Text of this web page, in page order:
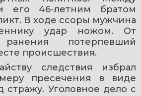
его 46-летним братом
В ходе ссоры мужчина
удар ножом. От
ранения потерпевший
происшествия.
следствия избрал
пресечения в виде
стражу. Уголовное дело с